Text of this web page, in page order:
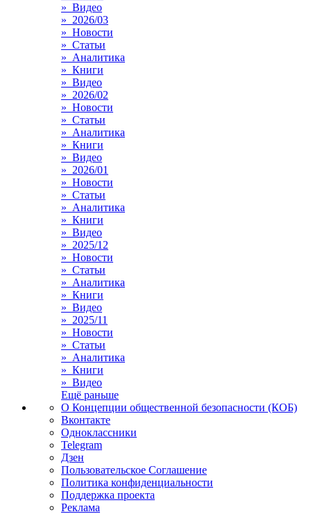
» Видео
» 2026/03
» Новости
» Статьи
» Аналитика
» Книги
» Видео
» 2026/02
» Новости
» Статьи
» Аналитика
» Книги
» Видео
» 2026/01
» Новости
» Статьи
» Аналитика
» Книги
» Видео
» 2025/12
» Новости
» Статьи
» Аналитика
» Книги
» Видео
» 2025/11
» Новости
» Статьи
» Аналитика
» Книги
» Видео
Ещё раньше
О Концепции общественной безопасности (КОБ)
Вконтакте
Одноклассники
Telegram
Дзен
Пользовательское Соглашение
Политика конфиденциальности
Поддержка проекта
Реклама